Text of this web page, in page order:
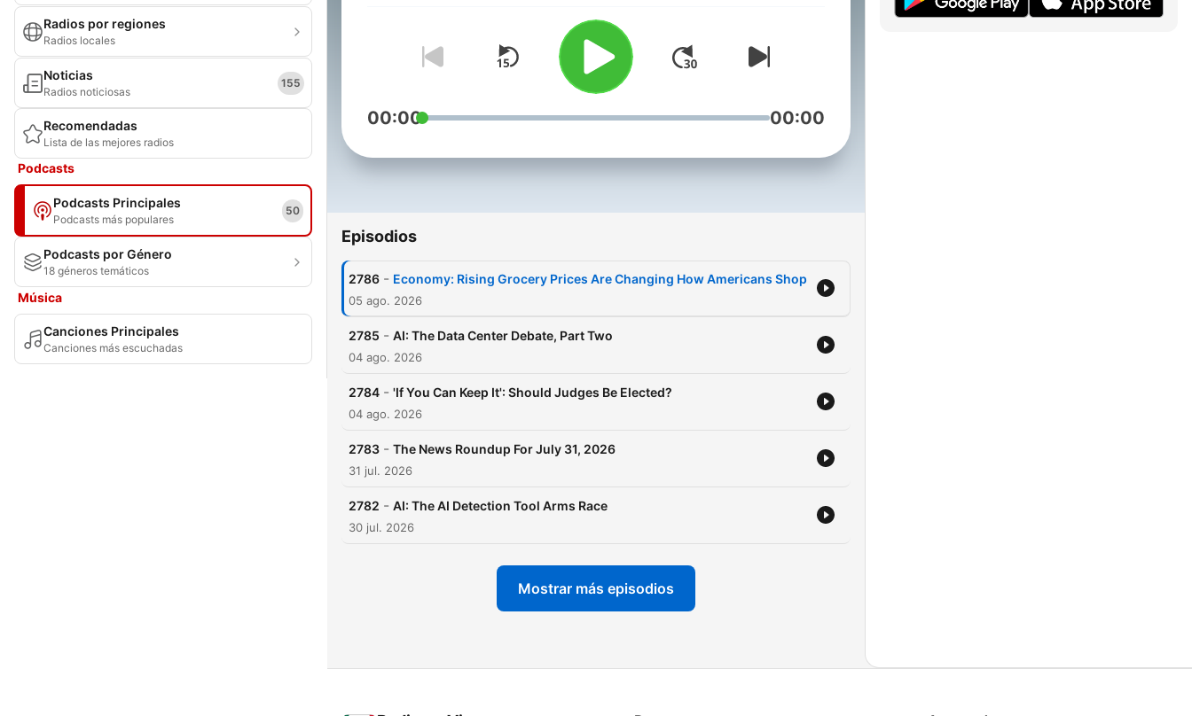
Radios por regiones
Radios locales
Noticias
Radios noticiosas
155
Recomendadas
Lista de las mejores radios
Podcasts
Podcasts Principales
Podcasts más populares
50
Podcasts por Género
18 géneros temáticos
Música
Canciones Principales
Canciones más escuchadas
Support public media by
joining NPR+ atplus.npr.org
You’ll get perks for over 25
NPR podcasts, including
00:00 00:00
Episodios
2786 - Economy: Rising Grocery Prices Are Changing How Americans Shop
05 ago. 2026
2785 - AI: The Data Center Debate, Part Two
04 ago. 2026
2784 - 'If You Can Keep It': Should Judges Be Elected?
04 ago. 2026
2783 - The News Roundup For July 31, 2026
31 jul. 2026
2782 - AI: The AI Detection Tool Arms Race
30 jul. 2026
Mostrar más episodios